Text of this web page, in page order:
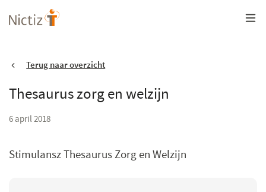
Overslaan
en
gaanTerug naar overzicht
Thesaurus zorg en welzijn
6 april 2018
Stimulansz Thesaurus Zorg en Welzijn